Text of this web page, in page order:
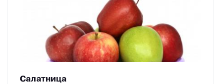
Салатница